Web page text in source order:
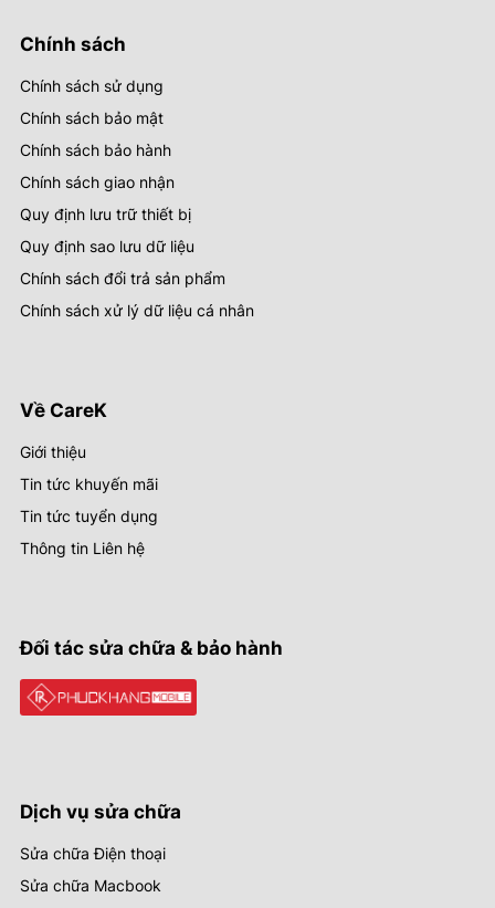
Chính sách
Chính sách sử dụng
Chính sách bảo mật
Chính sách bảo hành
Chính sách giao nhận
Quy định lưu trữ thiết bị
Quy định sao lưu dữ liệu
Chính sách đổi trả sản phẩm
Chính sách xử lý dữ liệu cá nhân
Về CareK
Giới thiệu
Tin tức khuyến mãi
Tin tức tuyển dụng
Thông tin Liên hệ
Đối tác sửa chữa & bảo hành
Dịch vụ sửa chữa
Sửa chữa Điện thoại
Sửa chữa Macbook